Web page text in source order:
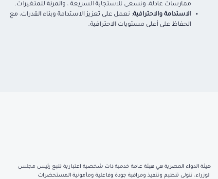
ممارسات عادلة، ونسعى للاستجابة السريعة ، والمرنة للمتغيرات.
الاستدامة والاحترافية: نعمل على تعزيز الاستدامة وبناء القدرات، مع
الحفاظ على أعلى مستويات الاحترافية.
هيئة الدواء المصرية هي هيئة عامة خدمية ذات شخصية اعتبارية تتبع رئيس مجلس
الوزراء، تتولى تنظيم وتنفيذ ومراقبة جودة وفاعلية ومأمونية المستحضرات